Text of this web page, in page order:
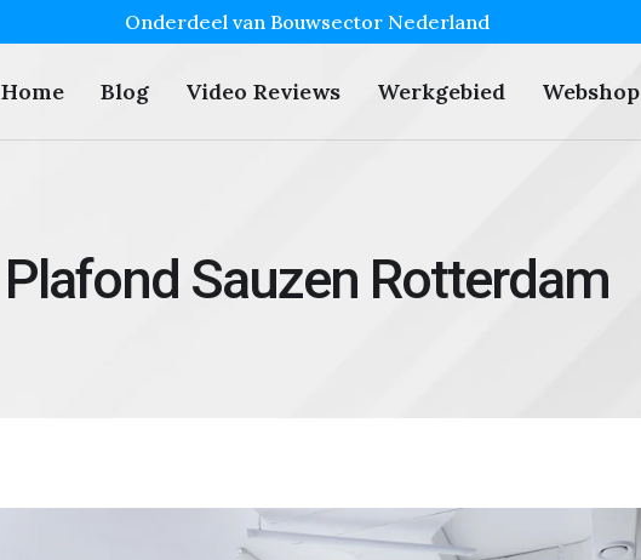
Onderdeel van Bouwsector Nederland
Home Blog Video Reviews Werkgebied Webshop
Plafond Sauzen Rotterdam